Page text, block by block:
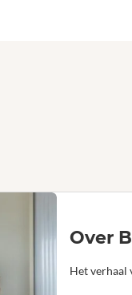
Over
Het verhaal